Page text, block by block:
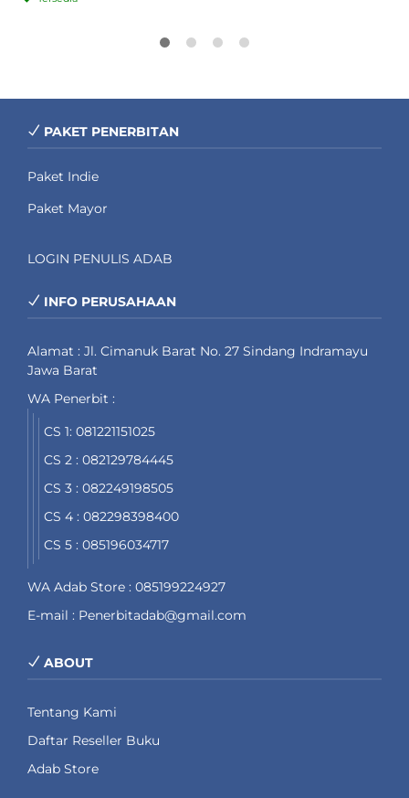
PAKET PENERBITAN
Paket Indie
Paket Mayor
LOGIN PENULIS ADAB
INFO PERUSAHAAN
Alamat : Jl. Cimanuk Barat No. 27 Sindang Indramayu
Jawa Barat
WA Penerbit :
CS 1: 081221151025
CS 2 : 082129784445
CS 3 : 082249198505
CS 4 : 082298398400
CS 5 : 085196034717
WA Adab Store : 085199224927
E-mail : Penerbitadab@gmail.com
ABOUT
Tentang Kami
Daftar Reseller Buku
Adab Store